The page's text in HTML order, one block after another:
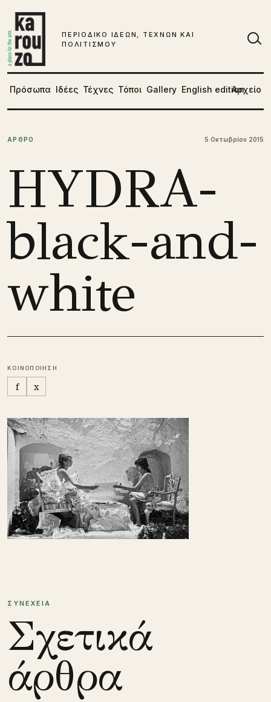
ΠΕΡΙΟΔΙΚΟ ΙΔΕΩΝ, ΤΕΧΝΩΝ ΚΑΙ
ΠΟΛΙΤΙΣΜΟΥ
Πρόσωπα Ιδέες Τέχνες Τόποι Gallery English editionΑρχείο
ΑΡΘΡΟ 5 Οκτωβρίου 2015
HYDRA-
black-and-
white
ΚΟΙΝΟΠΟΙΗΣΗ
f x
ΣΥΝΕΧΕΙΑ
Σχετικά
άρθρα